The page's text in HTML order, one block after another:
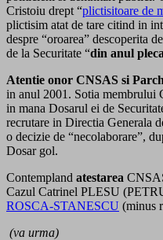
Cristoiu drept “plictisitoare de
plictisim atat de tare citind in
despre “oroarea” descoperita
de la Securitate “din anul
Atentie onor CNSAS si
in anul 2001. Sotia membrului
in mana Dosarul ei de
recrutare in Directia Generala
o decizie de “necolaborare”,
Dosar gol.
Contempland atestarea
Cazul Catrinel PLESU
ROSCA-STANESCU (minus
(va urma)